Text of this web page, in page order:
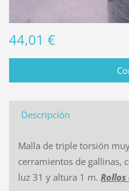
44,01 €
Descripción
Malla de triple torsión
cerramientos de gallinas,
luz 31 y altura 1 m. Rollos